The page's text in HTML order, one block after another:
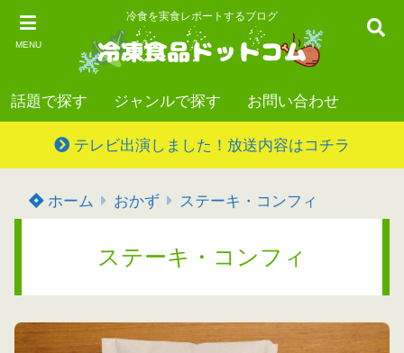
MENU
冷食を実食レポートするブログ
話題で探す ジャンルで探す お問い合わせ
テレビ出演しました！放送内容はコチラ
ホーム おかず ステーキ・コンフィ
ステーキ・コンフィ